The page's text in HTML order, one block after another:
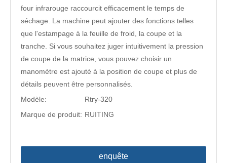
four infrarouge raccourcit efficacement le temps de
séchage. La machine peut ajouter des fonctions telles
que l'estampage à la feuille de froid, la coupe et la
tranche. Si vous souhaitez juger intuitivement la pression
de coupe de la matrice, vous pouvez choisir un
manomètre est ajouté à la position de coupe et plus de
détails peuvent être personnalisés.
Modèle:
Rtry-320
Marque de produit: RUITING
enquête